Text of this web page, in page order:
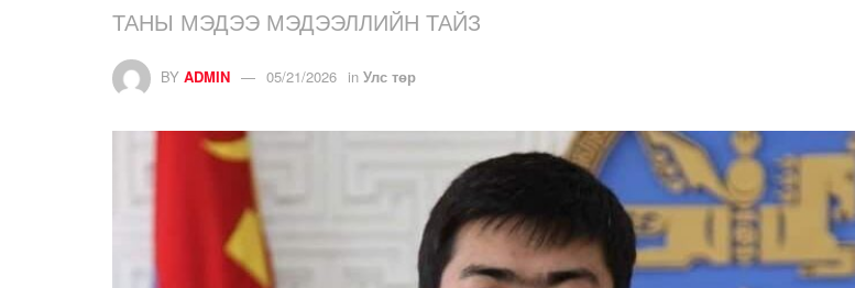
ТАНЫ МЭДЭЭ МЭДЭЭЛЛИЙН ТАЙЗ
BY ADMIN 05/21/2026 in Улс төр